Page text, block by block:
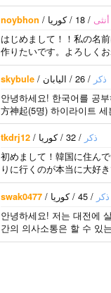
noybhon / ‏‏أنثى / 18 / كوريا
はじめまして！！私の名
作りたいです。よろしく
skybule / ‏‏ذكر / 26 / اليابان
안녕하세요! 한국어를 공
方神起(5명) 하이라이트
어..
tkdrj12 / ‏‏ذكر / 32 / كوريا
初めまして！韓国に住ん
りに行くのが本当に大好
swak0477 / ‏‏ذكر / 45 / كوريا
안녕하세요! 저는 대전에
간의 의사소통은 할 수 있